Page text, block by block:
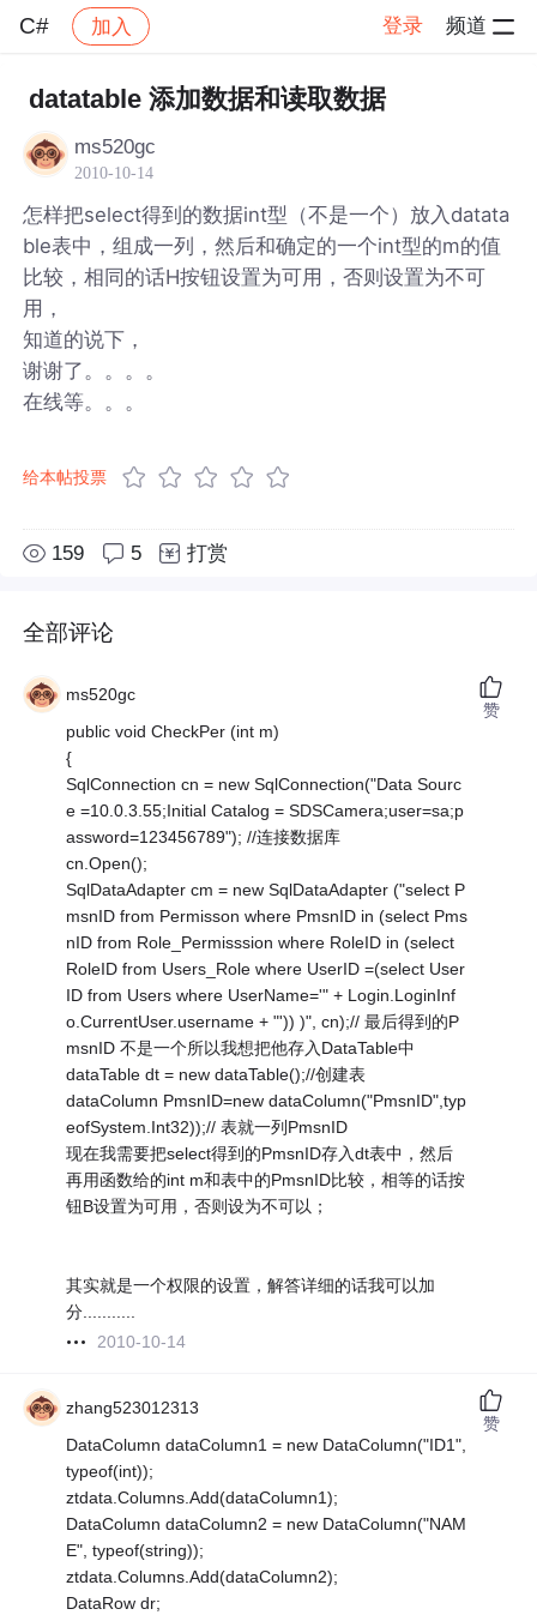
C# 加入 登录 频道
社区 C# 帖子详情
datatable 添加数据和读取数据
ms520gc
2010-10-14
怎样把select得到的数据int型（不是一个）放入datata
ble表中，组成一列，然后和确定的一个int型的m的值
比较，相同的话H按钮设置为可用，否则设置为不可
用，
知道的说下，
谢谢了。。。。
在线等。。。
给本帖投票
159 5 打赏
全部评论
ms520gc
public void CheckPer (int m)
{
SqlConnection cn = new SqlConnection("Data Sourc
e =10.0.3.55;Initial Catalog = SDSCamera;user=sa;p
assword=123456789"); //连接数据库
cn.Open();
SqlDataAdapter cm = new SqlDataAdapter ("select P
msnID from Permisson where PmsnID in (select Pms
nID from Role_Permisssion where RoleID in (select
RoleID from Users_Role where UserID =(select User
ID from Users where UserName='" + Login.LoginInf
o.CurrentUser.username + "')) )", cn);// 最后得到的P
msnID 不是一个所以我想把他存入DataTable中
dataTable dt = new dataTable();//创建表
dataColumn PmsnID=new dataColumn("PmsnID",typ
eofSystem.Int32));// 表就一列PmsnID
现在我需要把select得到的PmsnID存入dt表中，然后
再用函数给的int m和表中的PmsnID比较，相等的话按
钮B设置为可用，否则设为不可以；
其实就是一个权限的设置，解答详细的话我可以加
分...........
2010-10-14
赞
zhang523012313
DataColumn dataColumn1 = new DataColumn("ID1",
typeof(int));
ztdata.Columns.Add(dataColumn1);
DataColumn dataColumn2 = new DataColumn("NAM
E", typeof(string));
ztdata.Columns.Add(dataColumn2);
DataRow dr;
赞